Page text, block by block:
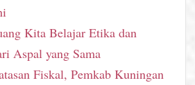
Kita Belajar Etika dan
Aspal yang Sama
Fiskal, Pemkab Kuningan